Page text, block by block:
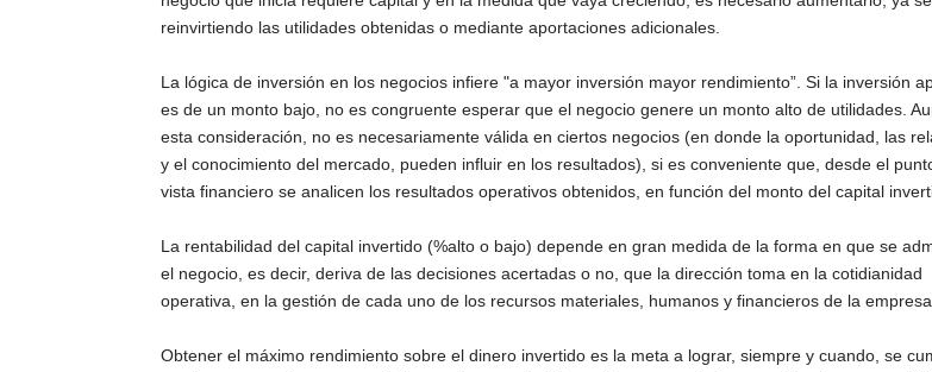
reinvirtiendo las utilidades obtenidas o mediante aportaciones adicionales.
La lógica de inversión en los negocios infiere "a mayor inversión mayor rendimiento”. Si la inversión
es de un monto bajo, no es congruente esperar que el negocio genere un monto alto de utilidades.
esta consideración, no es necesariamente válida en ciertos negocios (en donde la oportunidad, las
y el conocimiento del mercado, pueden influir en los resultados), si es conveniente que, desde el
vista financiero se analicen los resultados operativos obtenidos, en función del monto del capital
La rentabilidad del capital invertido (%alto o bajo) depende en gran medida de la forma en que se
el negocio, es decir, deriva de las decisiones acertadas o no, que la dirección toma en la cotidianidad
operativa, en la gestión de cada uno de los recursos materiales, humanos y financieros de la
Obtener el máximo rendimiento sobre el dinero invertido es la meta a lograr, siempre y cuando, se